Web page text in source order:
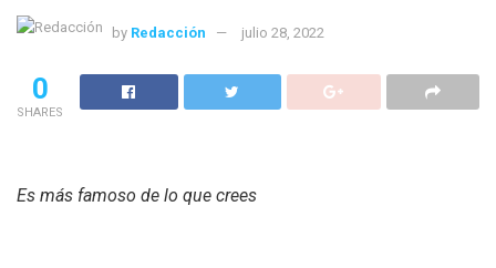
by Redacción julio 28, 2022
0
SHARES
Es más famoso de lo que crees